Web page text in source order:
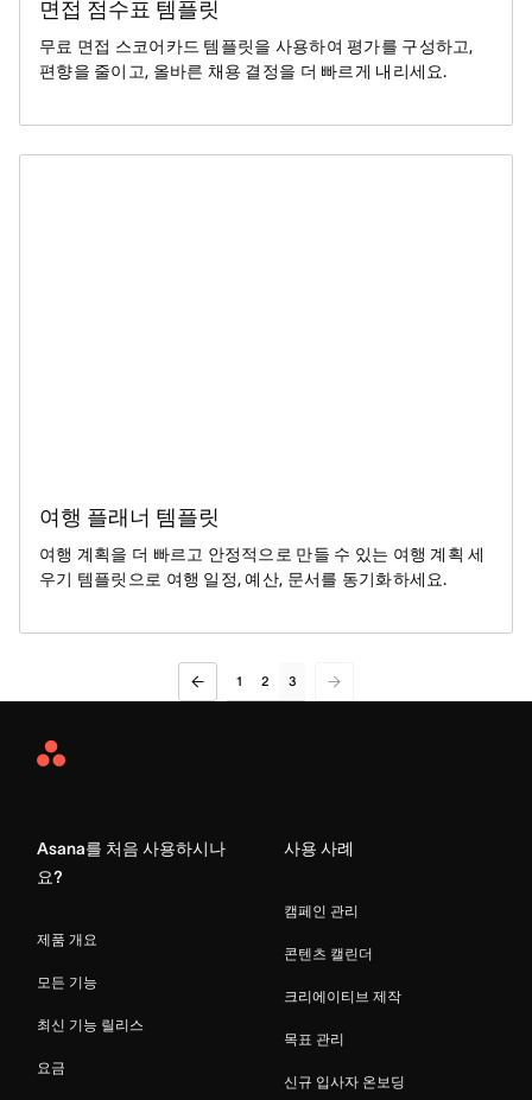
면접 점수표 템플릿
무료 면접 스코어카드 템플릿을 사용하여 평가를 구성하고,
편향을 줄이고, 올바른 채용 결정을 더 빠르게 내리세요.
여행 플래너 템플릿
여행 계획을 더 빠르고 안정적으로 만들 수 있는 여행 계획 세
우기 템플릿으로 여행 일정, 예산, 문서를 동기화하세요.
1 2 3
Asana
Asana를 처음 사용하시나
요?
제품 개요
모든 기능
최신 기능 릴리스
요금
사용 사례
캠페인 관리
콘텐츠 캘린더
크리에이티브 제작
목표 관리
신규 입사자 온보딩